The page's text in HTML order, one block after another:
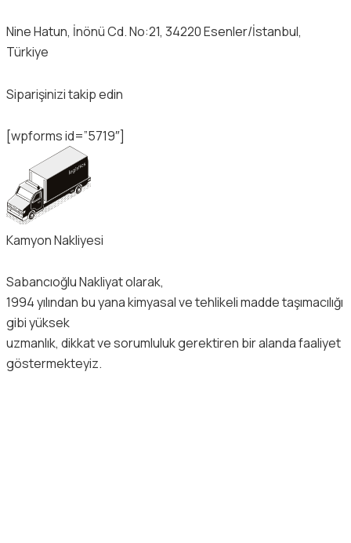
Nine Hatun, İnönü Cd. No:21, 34220 Esenler/İstanbul,
Türkiye
Siparişinizi takip edin
[wpforms id=”5719″]
Kamyon Nakliyesi
Sabancıoğlu Nakliyat olarak,
1994 yılından bu yana kimyasal ve tehlikeli madde taşımacılığı
gibi yüksek
uzmanlık, dikkat ve sorumluluk gerektiren bir alanda faaliyet
göstermekteyiz.